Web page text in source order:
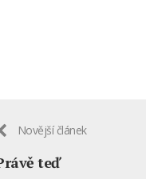
Novější článek
teď